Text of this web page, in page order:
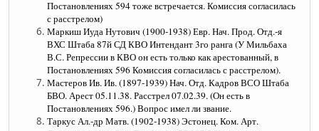
Постановлениях 594 тоже встречается. Комиссия согласилась
с расстрелом)
Маркиш Иуда Нутович (1900-1938) Евр. Нач. Прод. Отд.-я
ВХС Штаба 87й СД КВО Интендант 3го ранга (У Мильбаха
В.С. Репрессии в КВО он есть только как арестованный, в
Постановлениях 596 Комиссия согласилась с расстрелом).
Мастеров Ив. Ив. (1897-1939) Нач. Отд. Кадров ВСО Штаба
БВО. Арест 05.11.38. Расстрел 07.02.39. (Он есть в
Постановлениях 596.) Вопрос имел ли звание.
Таркус Ал.-др Матв. (1902-1938) Эстонец. Ком. Арт.